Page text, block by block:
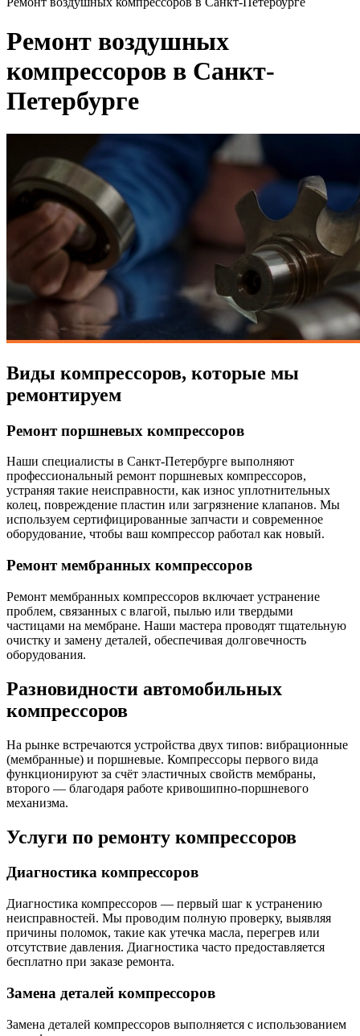
Ремонт воздушных
компрессоров в Санкт-
Петербурге
Виды компрессоров, которые мы
ремонтируем
Ремонт поршневых компрессоров
Наши специалисты в Санкт-Петербурге выполняют
профессиональный ремонт поршневых компрессоров,
устраняя такие неисправности, как износ уплотнительных
колец, повреждение пластин или загрязнение клапанов. Мы
используем сертифицированные запчасти и современное
оборудование, чтобы ваш компрессор работал как новый.
Ремонт мембранных компрессоров
Ремонт мембранных компрессоров включает устранение
проблем, связанных с влагой, пылью или твердыми
частицами на мембране. Наши мастера проводят тщательную
очистку и замену деталей, обеспечивая долговечность
оборудования.
Разновидности автомобильных
компрессоров
На рынке встречаются устройства двух типов: вибрационные
(мембранные) и поршневые. Компрессоры первого вида
функционируют за счёт эластичных свойств мембраны,
второго — благодаря работе кривошипно-поршневого
механизма.
Услуги по ремонту компрессоров
Диагностика компрессоров
Диагностика компрессоров — первый шаг к устранению
неисправностей. Мы проводим полную проверку, выявляя
причины поломок, такие как утечка масла, перегрев или
отсутствие давления. Диагностика часто предоставляется
бесплатно при заказе ремонта.
Замена деталей компрессоров
Замена деталей компрессоров выполняется с использованием